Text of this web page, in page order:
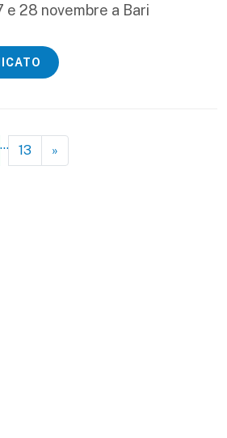
e 28 novembre a Bari
… 13 »